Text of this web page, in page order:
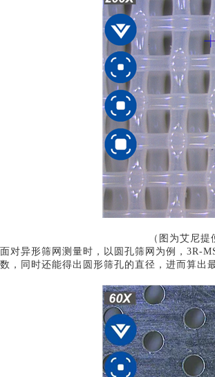
（ 图为艾尼提
面对异形筛网测量时，以圆孔筛网为例， 3R-
数，同时还能得出圆形筛孔的直径，进而算出